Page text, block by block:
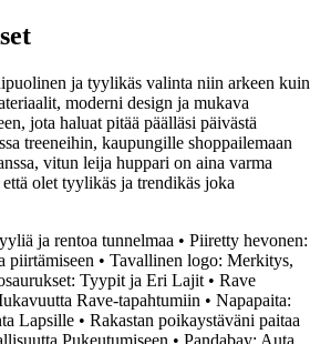
ja tyylikäs valinta niin arkeen kuin
moderni design ja mukava
jota haluat pitää päälläsi päivästä
treeneihin, kaupungille shoppailemaan
vitun leija huppari on aina varma
olet tyylikäs ja trendikäs joka
ja rentoa tunnelmaa • Piiretty hevonen:
piirtämiseen • Tavallinen logo: Merkitys,
Tyypit ja Eri Lajit • Rave
Rave-tapahtumiin • Napapaita:
Lapsille • Rakastan poikaystäväni paitaa